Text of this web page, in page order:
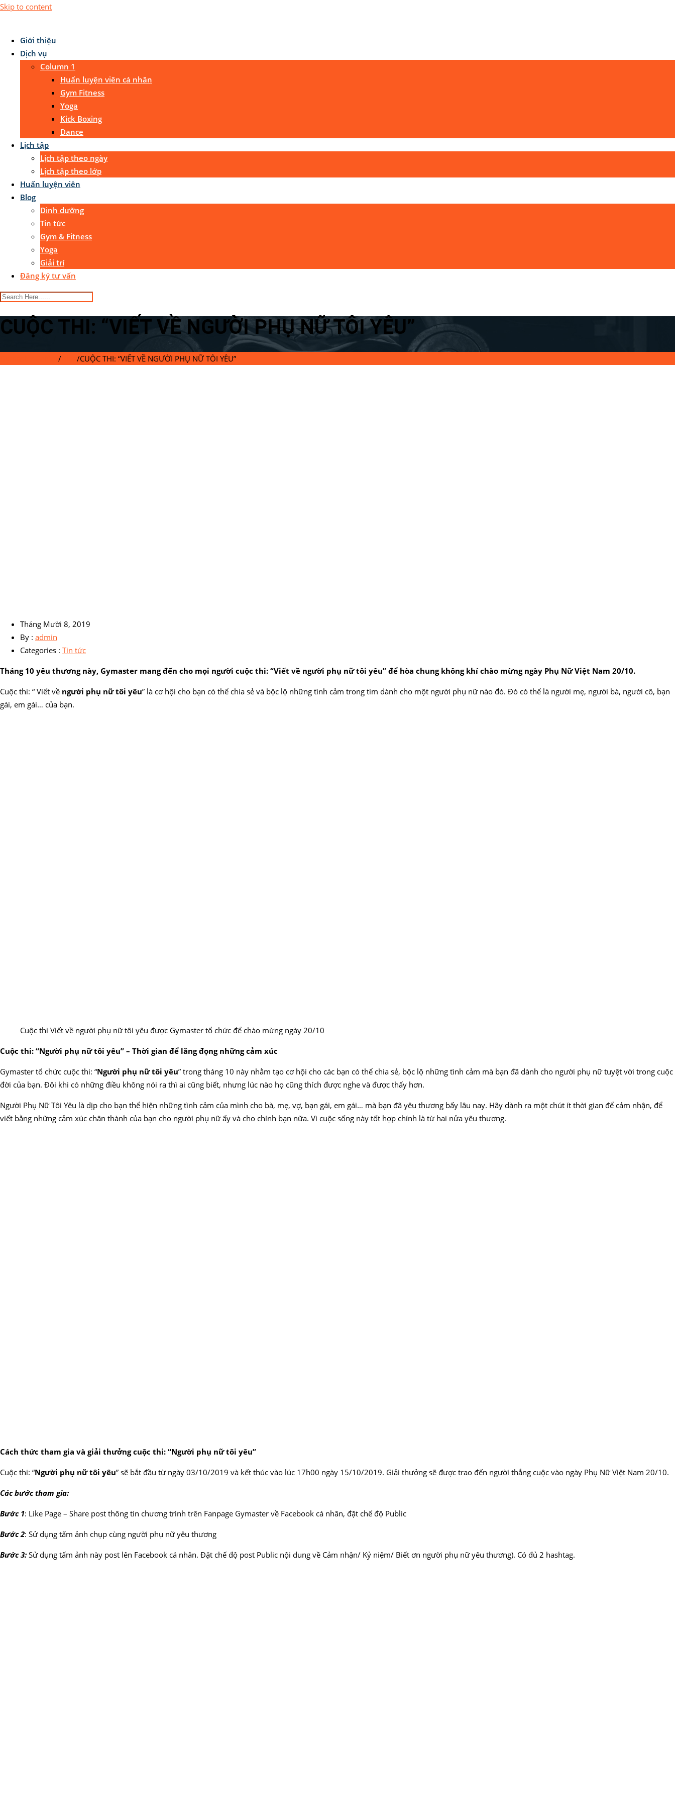
Skip to content
Giới thiệu
Dịch vụ
Column 1
Huấn luyện viên cá nhân
Gym Fitness
Yoga
Kick Boxing
Dance
Lịch tập
Lịch tập theo ngày
Lịch tập theo lớp
Huấn luyện viên
Blog
Dinh dưỡng
Tin tức
Gym & Fitness
Yoga
Giải trí
Đăng ký tư vấn
CUỘC THI: “VIẾT VỀ NGƯỜI PHỤ NỮ TÔI YÊU”
/ /CUỘC THI: “VIẾT VỀ NGƯỜI PHỤ NỮ TÔI YÊU”
Tháng Mười 8, 2019
By : admin
Categories : Tin tức
Tháng 10 yêu thương này, Gymaster mang đến cho mọi người cuộc thi: “Viết về người phụ nữ tôi yêu” để hòa chung không khí chào mừng ngày Phụ Nữ Việt Nam 20/10.
Cuộc thi: “ Viết về người phụ nữ tôi yêu” là cơ hội cho bạn có thể chia sẻ và bộc lộ những tình cảm trong tim dành cho một người phụ nữ nào đó. Đó có thể là người mẹ, người bà, người cô, bạn
gái, em gái… của bạn.
Cuộc thi Viết về người phụ nữ tôi yêu được Gymaster tổ chức để chào mừng ngày 20/10
Cuộc thi: “Người phụ nữ tôi yêu” – Thời gian để lắng đọng những cảm xúc
Gymaster tổ chức cuộc thi: “Người phụ nữ tôi yêu” trong tháng 10 này nhằm tạo cơ hội cho các bạn có thể chia sẻ, bộc lộ những tình cảm mà bạn đã dành cho người phụ nữ tuyệt vời trong cuộc
đời của bạn. Đôi khi có những điều không nói ra thì ai cũng biết, nhưng lúc nào họ cũng thích được nghe và được thấy hơn.
Người Phụ Nữ Tôi Yêu là dịp cho bạn thể hiện những tình cảm của mình cho bà, mẹ, vợ, bạn gái, em gái… mà bạn đã yêu thương bấy lâu nay. Hãy dành ra một chút ít thời gian để cảm nhận, để
viết bằng những cảm xúc chân thành của bạn cho người phụ nữ ấy và cho chính bạn nữa. Vì cuộc sống này tốt hợp chính là từ hai nửa yêu thương.
Cách thức tham gia và giải thưởng cuộc thi: “Người phụ nữ tôi yêu”
Cuộc thi: “Người phụ nữ tôi yêu” sẽ bắt đầu từ ngày 03/10/2019 và kết thúc vào lúc 17h00 ngày 15/10/2019. Giải thưởng sẽ được trao đến người thắng cuộc vào ngày Phụ Nữ Việt Nam 20/10.
Các bước tham gia:
Bước 1: Like Page – Share post thông tin chương trình trên Fanpage Gymaster về Facebook cá nhân, đặt chế độ Public
Bước 2: Sử dụng tấm ảnh chụp cùng người phụ nữ yêu thương
Bước 3: Sử dụng tấm ảnh này post lên Facebook cá nhân. Đặt chế độ post Public nội dung về Cảm nhận/ Kỷ niệm/ Biết ơn người phụ nữ yêu thương). Có đủ 2 hashtag.